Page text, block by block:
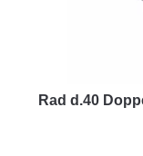
Rad d.40